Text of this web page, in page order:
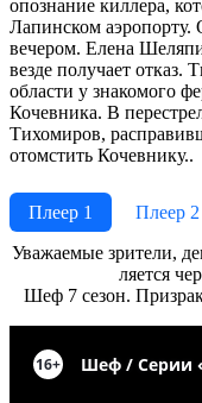
опознание киллера,
Лапинском аэропорту.
вечером. Елена
везде получает отказ.
области у знакомого
Кочевника. В
Тихомиров,
отомстить Кочевнику..
Плеер 1
Плеер 2
Ува­жае­мые зри­те­ли,
ля­ет­ся
Шеф 7 сезон.